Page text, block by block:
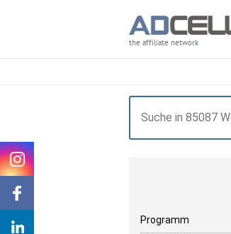
the affiliate network
Programm